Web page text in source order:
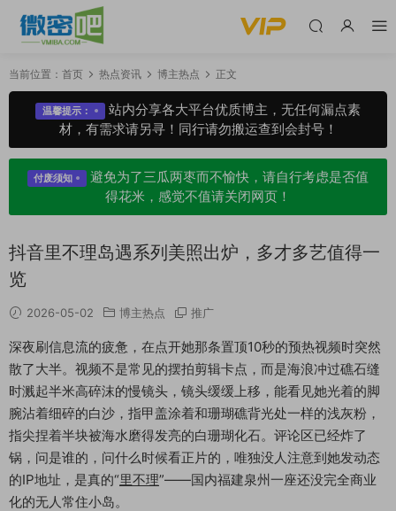
当前位置： 首页 热点资讯 博主热点 正文
温馨提示：
站内分享各大平台优质博主，无任何漏点素
材，有需求请另寻！同行请勿搬运查到会封号！
付废须知
避免为了三瓜两枣而不愉快，请自行考虑是否值
得花米，感觉不值请关闭网页！
抖音里不理岛遇系列美照出炉，多才多艺值得一
览
2026-05-02 博主热点 推广
深夜刷信息流的疲惫，在点开她那条置顶10秒的预热视频时突然
散了大半。视频不是常见的摆拍剪辑卡点，而是海浪冲过礁石缝
时溅起半米高碎沫的慢镜头，镜头缓缓上移，能看见她光着的脚
腕沾着细碎的白沙，指甲盖涂着和珊瑚礁背光处一样的浅灰粉，
指尖捏着半块被海水磨得发亮的白珊瑚化石。评论区已经炸了
锅，问是谁的，问什么时候看正片的，唯独没人注意到她发动态
的IP地址，是真的“里不理”——国内福建泉州一座还没完全商业
化的无人常住小岛。